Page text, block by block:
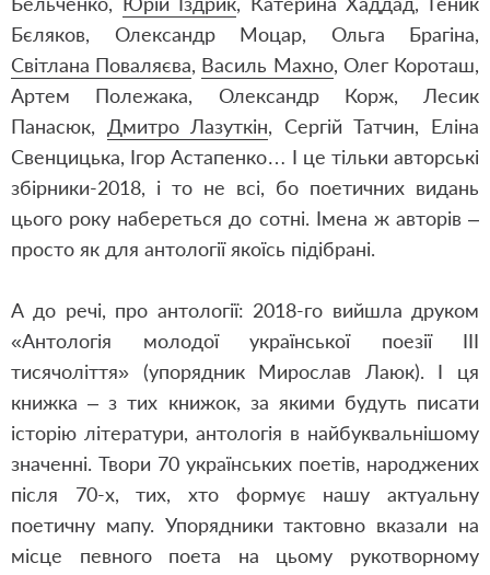
Бєляков, Олександр Моцар, Ольга Брагіна,
Світлана Поваляєва, Василь Махно, Олег Короташ,
Артем Полежака, Олександр Корж, Лесик
Панасюк, Дмитро Лазуткін, Сергій Татчин, Еліна
Свенцицька, Ігор Астапенко… І це тільки авторські
збірники-2018, і то не всі, бо поетичних видань
цього року набереться до сотні. Імена ж авторів –
просто як для антології якоїсь підібрані.
А до речі, про антології: 2018-го вийшла друком
«Антологія молодої української поезії ІІІ
тисячоліття» (упорядник Мирослав Лаюк). І ця
книжка – з тих книжок, за якими будуть писати
історію літератури, антологія в найбуквальнішому
значенні. Твори 70 українських поетів, народжених
після 70-х, тих, хто формує нашу актуальну
поетичну мапу. Упорядники тактовно вказали на
місце певного поета на цьому рукотворному